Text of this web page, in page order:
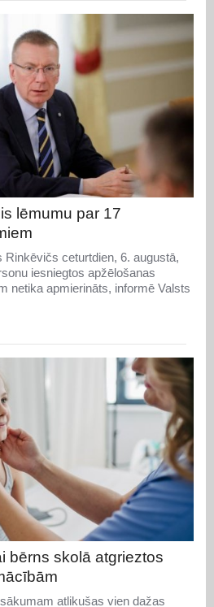
lēmumu par 17
Rinkēvičs ceturtdien, 6. augustā,
iesniegtos apžēlošanas
netika apmierināts, informē Valsts
bērns skolā atgrieztos
atlikušas vien dažas